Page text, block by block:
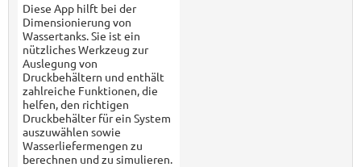
Diese App hilft bei der
Dimensionierung von
Wassertanks. Sie ist ein
nützliches Werkzeug zur
Auslegung von
Druckbehältern und enthält
zahlreiche Funktionen, die
helfen, den richtigen
Druckbehälter für ein System
auszuwählen sowie
Wasserliefermengen zu
berechnen und zu simulieren.